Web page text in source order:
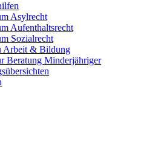
Asylrecht
Aufenthaltsrecht
Sozialrecht
Arbeit & Bildung
Beratung Minderjähriger